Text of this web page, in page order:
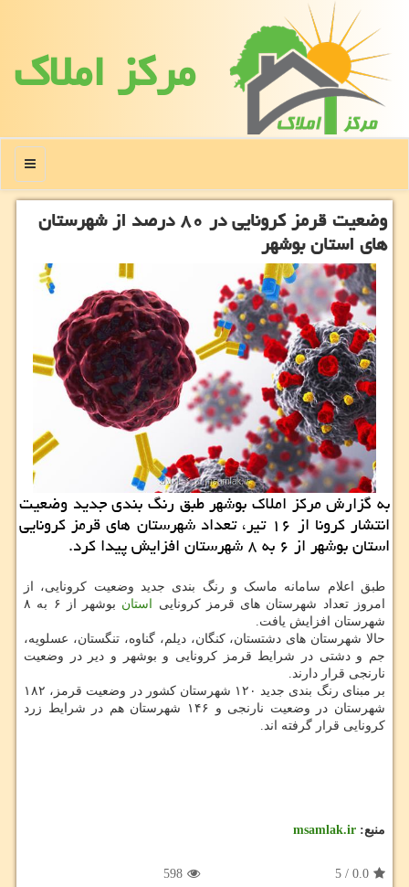
مركز املاك
منو
وضعیت قرمز كرونایی در ۸۰ درصد از شهرستان
های استان بوشهر
به گزارش مرکز املاک بوشهر طبق رنگ بندی جدید وضعیت
انتشار کرونا از ۱۶ تیر، تعداد شهرستان های قرمز کرونایی
استان بوشهر از ۶ به ۸ شهرستان افزایش پیدا کرد.
طبق اعلام سامانه ماسک و رنگ بندی جدید وضعیت کرونایی، از
امروز تعداد شهرستان های قرمز کرونایی استان
بوشهر از ۶ به ۸
شهرستان افزایش یافت.
حالا شهرستان های دشتستان، کنگان، دیلم، گناوه، تنگستان، عسلویه،
جم و دشتی در شرایط قرمز کرونایی و بوشهر و دیر در وضعیت
نارنجی قرار دارند.
بر مبنای رنگ بندی جدید ۱۲۰ شهرستان کشور در وضعیت قرمز، ۱۸۲
شهرستان در وضعیت نارنجی و ۱۴۶ شهرستان هم در شرایط زرد
کرونایی قرار گرفته اند.
منبع: msamlak.ir
0.0
/
5
598